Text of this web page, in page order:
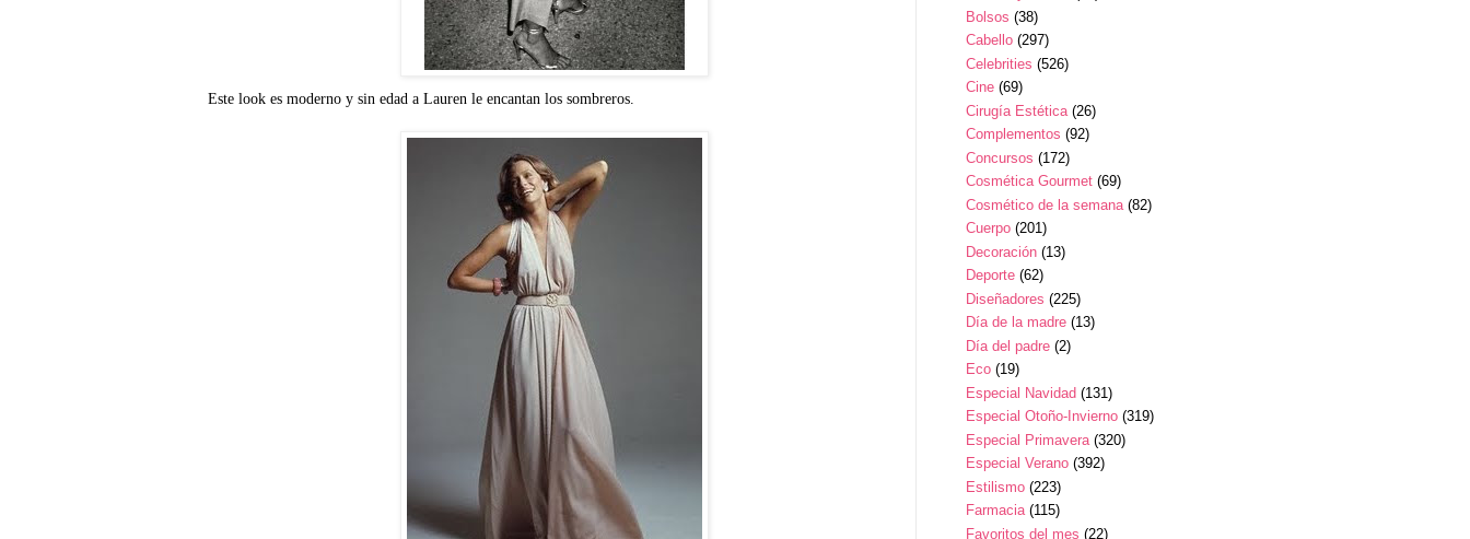
Este look es moderno y sin edad a Lauren le encantan los sombreros.
Bolsos (38)
Cabello (297)
Celebrities (526)
Cine (69)
Cirugía Estética (26)
Complementos (92)
Concursos (172)
Cosmética Gourmet (69)
Cosmético de la semana (82)
Cuerpo (201)
Decoración (13)
Deporte (62)
Diseñadores (225)
Día de la madre (13)
Día del padre (2)
Eco (19)
Especial Navidad (131)
Especial Otoño-Invierno (319)
Especial Primavera (320)
Especial Verano (392)
Estilismo (223)
Farmacia (115)
Favoritos del mes (22)